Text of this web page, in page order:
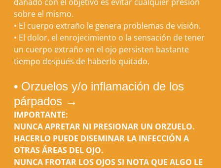
sobre el mismo.
• El cuerpo extraño le genera problemas de visión.
• El dolor, el enrojecimiento o la sensación de tener
un cuerpo extraño en el ojo persisten bastante
tiempo después de haberlo quitado.
• Orzuelos y/o inflamación de los
párpados →
IMPORTANTE:
NUNCA APRETAR NI PRESIONAR UN ORZUELO.
HACERLO PUEDE DISEMINAR LA INFECCIÓN A
OTRAS ÁREAS DEL OJO.
NUNCA FROTAR LOS OJOS SI NOTA QUE ALGO LE